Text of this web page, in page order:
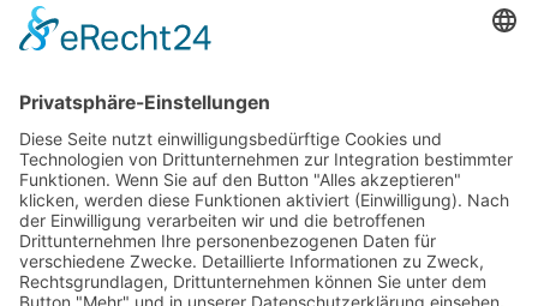
Aktuelle Nachrichten aus dem MKK-Kreis.
Kontaktiere uns:team@mkk-echo.de
JetztBericht einreichen